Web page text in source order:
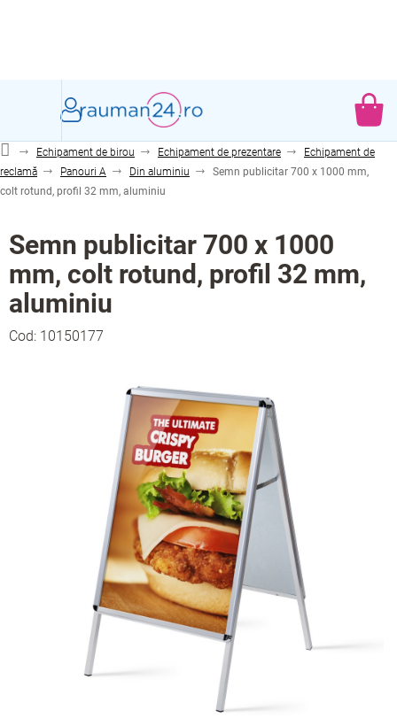
DE
Echipament de birou Echipament de prezentare
Echipament de
reclamă
Panouri A Din aluminiu
Semn publicitar 700 x 1000 mm,
colt rotund, profil 32 mm, aluminiu
Semn publicitar 700 x 1000
mm, colt rotund, profil 32 mm,
aluminiu
Cod: 10150177